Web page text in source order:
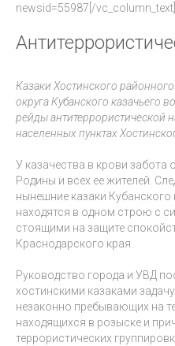
newsid=55987[/
Казаки Хостинского
округа Кубанского казачьего
рейды антитеррористической
населенных пунктах
У казачества в крови забота
Родины и всех ее жителей.
нынешние казаки Кубанского
находятся в одном строю с
стоящими на защите
Краснодарского края.
Руководство города и УВД
хостинскими казаками
незаконно пребывающих на
находящихся в розыске и
террористических